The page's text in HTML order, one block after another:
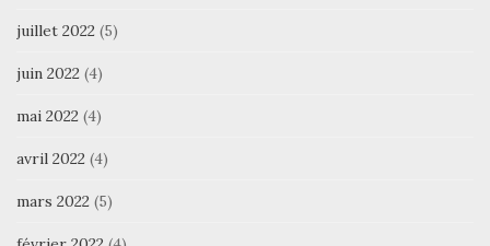
juillet 2022 (5)
juin 2022 (4)
mai 2022 (4)
avril 2022 (4)
mars 2022 (5)